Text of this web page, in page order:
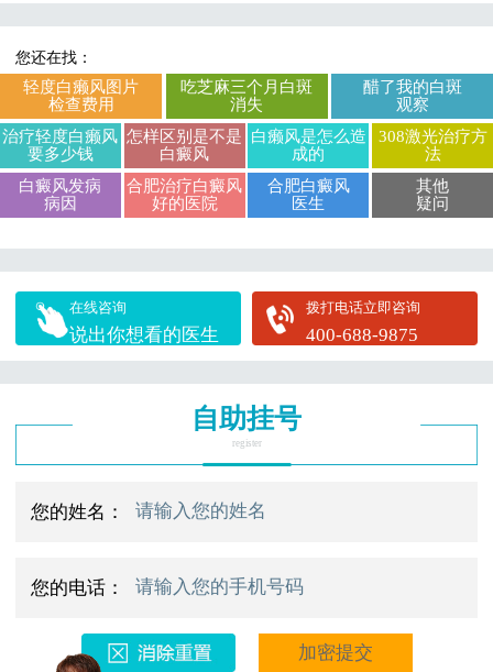
您还在找：
轻度白癞风图片
检查费用
吃芝麻三个月白斑
消失
醋了我的白斑
观察
治疗轻度白癞风
要多少钱
怎样区别是不是
白癜风
白癞风是怎么造
成的
308激光治疗方
法
白癜风发病
病因
合肥治疗白癜风
好的医院
合肥白癜风
医生
其他
疑问
在线咨询
说出你想看的医生
拨打电话立即咨询
400-688-9875
自助挂号
register
您的姓名：
您的电话：